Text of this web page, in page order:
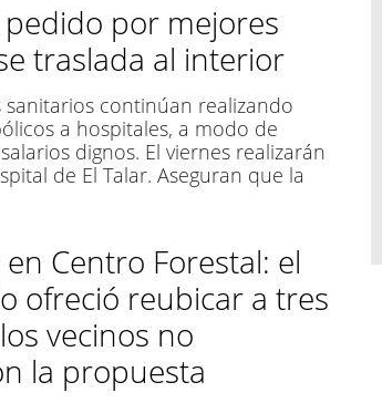
pedido por mejores
traslada al interior
sanitarios continúan realizando
a hospitales, a modo de
dignos. El viernes realizarán
de El Talar. Aseguran que la
Centro Forestal: el
ofreció reubicar a tres
vecinos no
la propuesta